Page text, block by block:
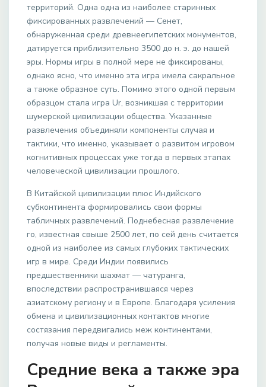
территорий. Одна одна из наиболее старинных
фиксированных развлечений — Сенет,
обнаруженная среди древнеегипетских монументов,
датируется приблизительно 3500 до н. э. до нашей
эры. Нормы игры в полной мере не фиксированы,
однако ясно, что именно эта игра имела сакральное
а также образное суть. Помимо этого одной первым
образцом стала игра Ur, возникшая с территории
шумерской цивилизации общества. Указанные
развлечения объединяли компоненты случая и
тактики, что именно, указывает о развитом игровом
когнитивных процессах уже тогда в первых этапах
человеческой цивилизации прошлого.
В Китайской цивилизации плюс Индийского
субконтинента формировались свои формы
табличных развлечений. Поднебесная развлечение
го, известная свыше 2500 лет, по сей день считается
одной из наиболее из самых глубоких тактических
игр в мире. Среди Индии появились
предшественники шахмат — чатуранга,
впоследствии распространившаяся через
азиатскому региону и в Европе. Благодаря усиления
обмена и цивилизационных контактов многие
состязания передвигались меж континентами,
получая новые виды и регламенты.
Средние века а также эра